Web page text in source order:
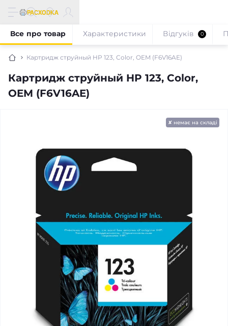
Картридж струйный HP 123, Color, OEM (F6V16AE)
Картридж струйный HP 123, Color,
OEM (F6V16AE)
Все про товар Характеристики Відгуків 0
✘ немає на складі